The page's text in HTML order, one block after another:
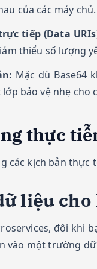
của các máy chủ.
tiếp (Data
thiểu số lượng
Mặc dù Base64
bảo vệ nhẹ cho
thực
các kịch bản thực
liệu cho
đôi khi
vào một trường dữ